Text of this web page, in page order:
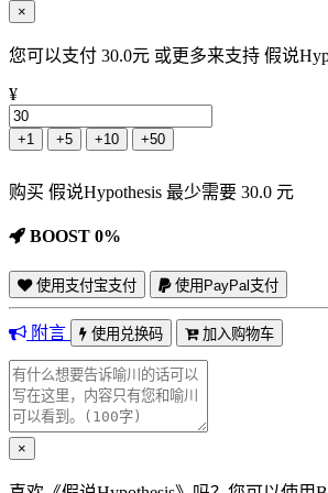
×
您可以支付 30.0元 或更多来支持 假说
¥
+1 +5 +10 +50
购买 假说Hypothesis 最少需要 30.0 元
BOOST 0%
使用支付宝支付 使用PayPal支付
附言 使用兑换码 加入购物车
×